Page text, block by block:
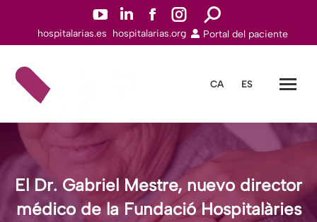
YouTuben
abre
ventana
Linkedinn
abre
ventana
Facebookn
abre
ventana
Instagramn
abre
ventana
Buscar:
hospitalarias.es hospitalarias.org Portal del paciente
CA ES
El Dr. Gabriel Mestre, nuevo director
médico de la Fundació Hospitalàries